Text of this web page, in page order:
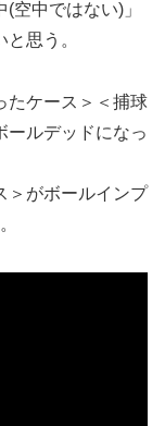
空中ではない)」
思う。
たケース＞＜捕球
ールデッドになっ
＞がボールインプ